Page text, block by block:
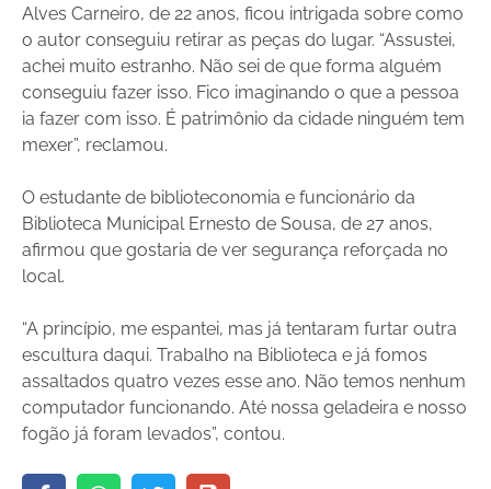
Alves Carneiro, de 22 anos, ficou intrigada sobre como
o autor conseguiu retirar as peças do lugar. “Assustei,
achei muito estranho. Não sei de que forma alguém
conseguiu fazer isso. Fico imaginando o que a pessoa
ia fazer com isso. É patrimônio da cidade ninguém tem
mexer”, reclamou.
O estudante de biblioteconomia e funcionário da
Biblioteca Municipal Ernesto de Sousa, de 27 anos,
afirmou que gostaria de ver segurança reforçada no
local.
“A princípio, me espantei, mas já tentaram furtar outra
escultura daqui. Trabalho na Biblioteca e já fomos
assaltados quatro vezes esse ano. Não temos nenhum
computador funcionando. Até nossa geladeira e nosso
fogão já foram levados”, contou.